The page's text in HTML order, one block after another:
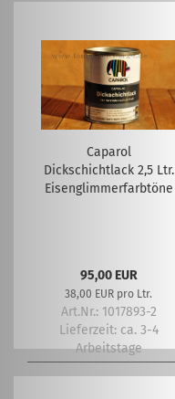
Caparol
Dickschichtlack 2,5 Ltr.
Eisenglimmerfarbtöne
95,00 EUR
38,00 EUR pro Ltr.
Art.Nr.: 1017893-2
Lieferzeit: ca. 3-4
Arbeitstage